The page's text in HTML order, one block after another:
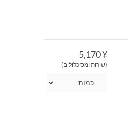
¥ 5,170
(שירות ומס כלולים)